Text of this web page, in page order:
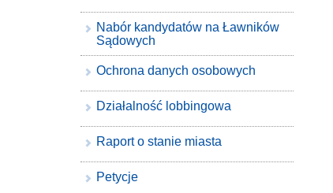
Nabór kandydatów na Ławników
Sądowych
Ochrona danych osobowych
Działalność lobbingowa
Raport o stanie miasta
Petycje